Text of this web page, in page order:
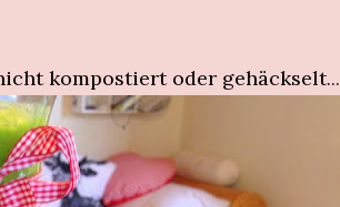
kompostiert oder gehäckselt...